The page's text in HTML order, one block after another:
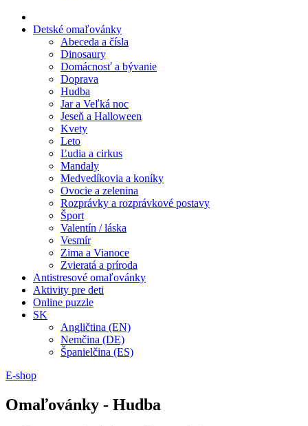
Detské omaľovánky
Abeceda a čísla
Dinosaury
Domácnosť a bývanie
Doprava
Hudba
Jar a Veľká noc
Jeseň a Halloween
Kvety
Leto
Ľudia a cirkus
Mandaly
Medvedíkovia a koníky
Ovocie a zelenina
Rozprávky a rozprávkové postavy
Šport
Valentín / láska
Vesmír
Zima a Vianoce
Zvieratá a príroda
Antistresové omaľovánky
Aktivity pre deti
Online puzzle
SK
Angličtina (EN)
Nemčina (DE)
Španielčina (ES)
E-shop
Omaľovánky - Hudba